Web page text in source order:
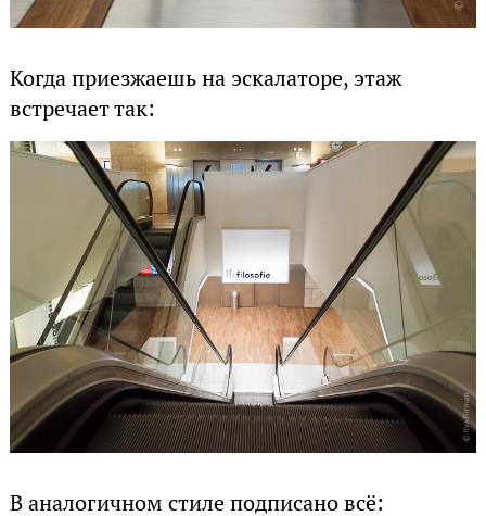
Когда приезжаешь на эскалаторе, этаж
встречает так:
В аналогичном стиле подписано всё: